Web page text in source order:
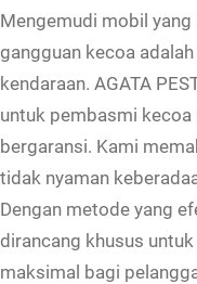
Mengemudi mobil yang
gangguan kecoa
kendaraan. AGATA
untuk pembasmi kecoa
bergaransi. Kami
tidak nyaman
Dengan metode yang
dirancang khusus
maksimal bagi